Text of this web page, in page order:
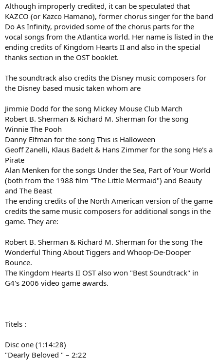
Although improperly credited, it can be speculated that
KAZCO (or Kazco Hamano), former chorus singer for the band
Do As Infinity, provided some of the chorus parts for the
vocal songs from the Atlantica world. Her name is listed in the
ending credits of Kingdom Hearts II and also in the special
thanks section in the OST booklet.
The soundtrack also credits the Disney music composers for
the Disney based music taken whom are
Jimmie Dodd for the song Mickey Mouse Club March
Robert B. Sherman & Richard M. Sherman for the song
Winnie The Pooh
Danny Elfman for the song This is Halloween
Geoff Zanelli, Klaus Badelt & Hans Zimmer for the song He's a
Pirate
Alan Menken for the songs Under the Sea, Part of Your World
(both from the 1988 film "The Little Mermaid") and Beauty
and The Beast
The ending credits of the North American version of the game
credits the same music composers for additional songs in the
game. They are:
Robert B. Sherman & Richard M. Sherman for the song The
Wonderful Thing About Tiggers and Whoop-De-Dooper
Bounce.
The Kingdom Hearts II OST also won "Best Soundtrack" in
G4's 2006 video game awards.
Titels :
Disc one (1:14:28)
"Dearly Beloved " – 2:22